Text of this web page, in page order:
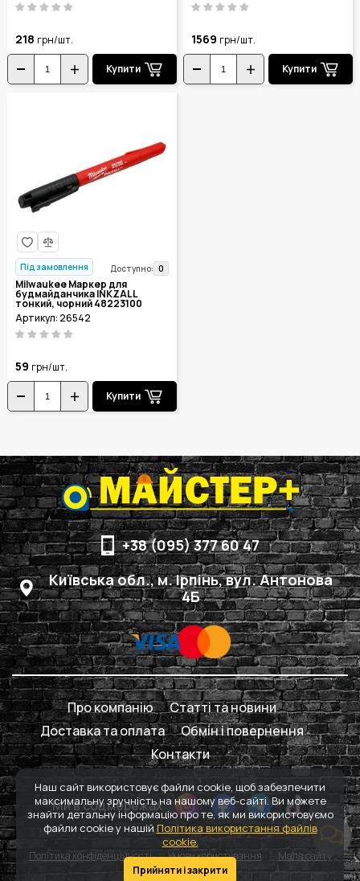
218 грн/шт.
Купити
1569 грн/шт.
Купити
Під замовлення Доступно: 0
Milwaukee Маркер для
будмайданчика INKZALL
тонкий, чорний 48223100
Артикул: 26542
59 грн/шт.
Купити
+38 (095) 377 60 47
Київська обл., м. Ірпінь, вул. Антонова
4Б
Ми в соцмережах
Про компанію
Статті та новини
Доставка та оплата
Обмін і повернення
Контакти
Політика конфіденційності Умови користування
Мапа сайту
Наш сайт використовує файли cookie, щоб забезпечити
максимальну зручність на нашому веб-сайті. Ви можете
знайти детальну інформацію про те, як ми використовуємо
файли cookie у нашій Політика використання файлів
cookie.
Прийняти і закрити